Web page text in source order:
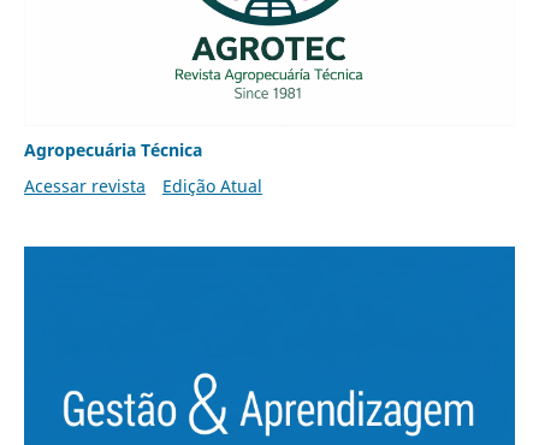
Agropecuária Técnica
Acessar revista
Edição Atual